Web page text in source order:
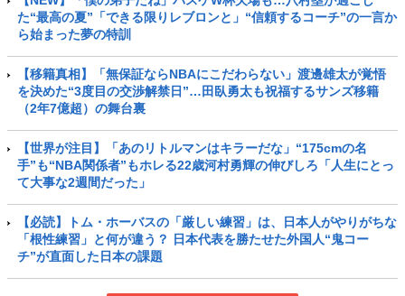
た“最高の夏”「できる限りレブロンと」“信頼するコーチ”の一言か
ら始まった夢の特訓
【移籍真相】「無保証ならNBAにこだわらない」渡邊雄太が覚悟
を決めた“3度目の交渉解禁日”…田臥勇太も祝福するサンズ移籍
（2年7億超）の舞台裏
【世界が注目】「あのリトルマンはキラーだな」“175cmの名
手”も“NBA関係者”もホレる22歳河村勇輝の伸びしろ「人生にとっ
て大事な2週間だった」
【必読】トム・ホーバスの「厳しい練習」は、日本人がやりがちな
「根性練習」と何が違う？ 日本代表を勝たせた外国人“鬼コー
チ”が直面した日本の課題